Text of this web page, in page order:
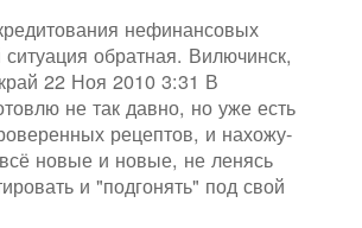
нефинансовых
ситуация обратная. Вилючинск,
22 Ноя 2010 3:31 В
не так давно, но уже есть
рецептов, и нахожу-
новые и новые, не ленясь
и "подгонять" под свой